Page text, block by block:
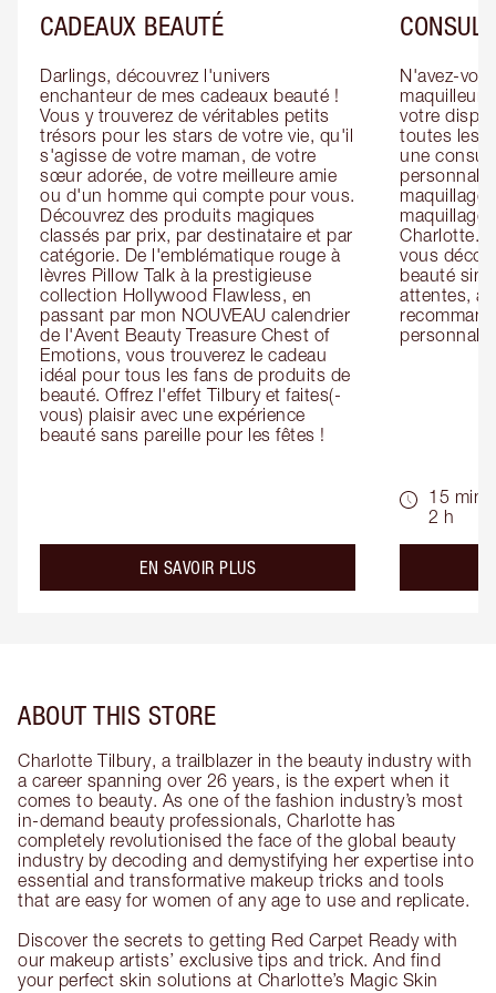
CADEAUX BEAUTÉ
Darlings, découvrez l'univers
enchanteur de mes cadeaux beauté !
Vous y trouverez de véritables petits
trésors pour les stars de votre vie, qu'il
s'agisse de votre maman, de votre
sœur adorée, de votre meilleure amie
ou d'un homme qui compte pour vous.
Découvrez des produits magiques
classés par prix, par destinataire et par
catégorie. De l'emblématique rouge à
lèvres Pillow Talk à la prestigieuse
collection Hollywood Flawless, en
passant par mon NOUVEAU calendrier
de l'Avent Beauty Treasure Chest of
Emotions, vous trouverez le cadeau
idéal pour tous les fans de produits de
beauté. Offrez l'effet Tilbury et faites(-
vous) plaisir avec une expérience
beauté sans pareille pour les fêtes !
EN SAVOIR PLUSabout the
N'avez-
maquilleur
votre
toutes les
une
maquillage
maquillage
Charlotte.
vous
beauté
attentes,
15 min -
2 h
ABOUT THIS STORE
Charlotte Tilbury, a trailblazer in the beauty industry with
a career spanning over 26 years, is the expert when it
comes to beauty. As one of the fashion industry’s most
in-demand beauty professionals, Charlotte has
completely revolutionised the face of the global beauty
industry by decoding and demystifying her expertise into
essential and transformative makeup tricks and tools
that are easy for women of any age to use and replicate.
Discover the secrets to getting Red Carpet Ready with
our makeup artists’ exclusive tips and trick. And find
your perfect skin solutions at Charlotte’s Magic Skin